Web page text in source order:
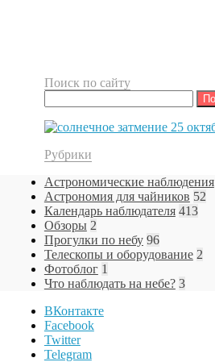
Поиск по сайту
Рубрики
Астрономические наблюдения
Астрономия для чайников 52
Календарь наблюдателя 413
Обзоры 2
Прогулки по небу 96
Телескопы и оборудование 2
Фотоблог 1
Что наблюдать на небе? 3
ВКонтакте
Facebook
Twitter
Telegram